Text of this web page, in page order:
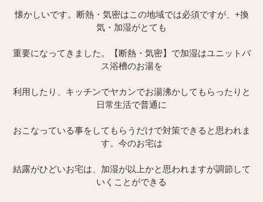
懐かしいです。断熱・気密はこの地域では必須ですが、+換
気・加湿がとても
重要になってきました。【断熱・気密】で加湿はユニットバ
ス浴槽のお湯を
利用したり、キッチンでヤカンでお湯沸かしてもらったりと
日常生活で普通に
おこなっている事をしてもらうだけで対策できると思われま
す。今のお宅は
結露がひどいお宅は、加湿が以上かと思われますが調節して
いくことができる